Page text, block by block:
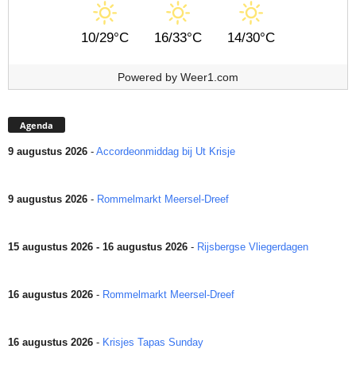
10/29°C 16/33°C 14/30°C
Powered by Weer1.com
Agenda
9 augustus 2026 - Accordeonmiddag bij Ut Krisje
9 augustus 2026 - Rommelmarkt Meersel-Dreef
15 augustus 2026 - 16 augustus 2026 - Rijsbergse Vliegerdagen
16 augustus 2026 - Rommelmarkt Meersel-Dreef
16 augustus 2026 - Krisjes Tapas Sunday